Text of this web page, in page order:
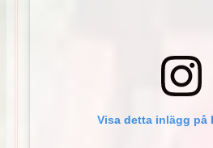
Visa detta inlägg på